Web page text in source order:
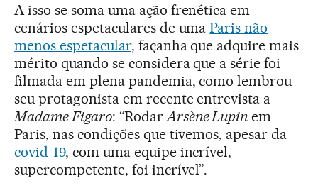
A isso se soma uma ação frenética em
cenários espetaculares de umaParis não
menos espetacular, façanha que adquire mais
mérito quando se considera que a série foi
filmada em plena pandemia, como lembrou
seu protagonista em recente entrevista a
Madame Figaro: “Rodar Arsène Lupin em
Paris, nas condições que tivemos, apesar da
covid-19, com uma equipe incrível,
supercompetente, foi incrível”.